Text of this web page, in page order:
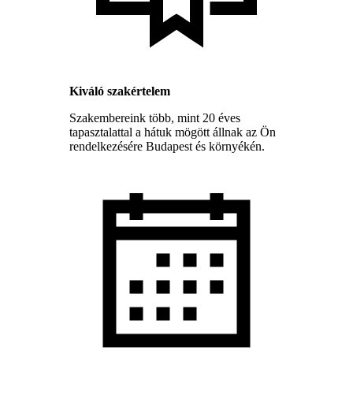
Kiváló szakértelem
Szakembereink több, mint 20 éves
tapasztalattal a hátuk mögött állnak az Ön
rendelkezésére Budapest és környékén.